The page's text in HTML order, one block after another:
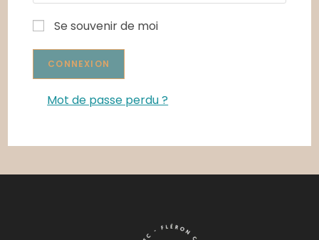
Se souvenir de moi
Mot de passe perdu ?